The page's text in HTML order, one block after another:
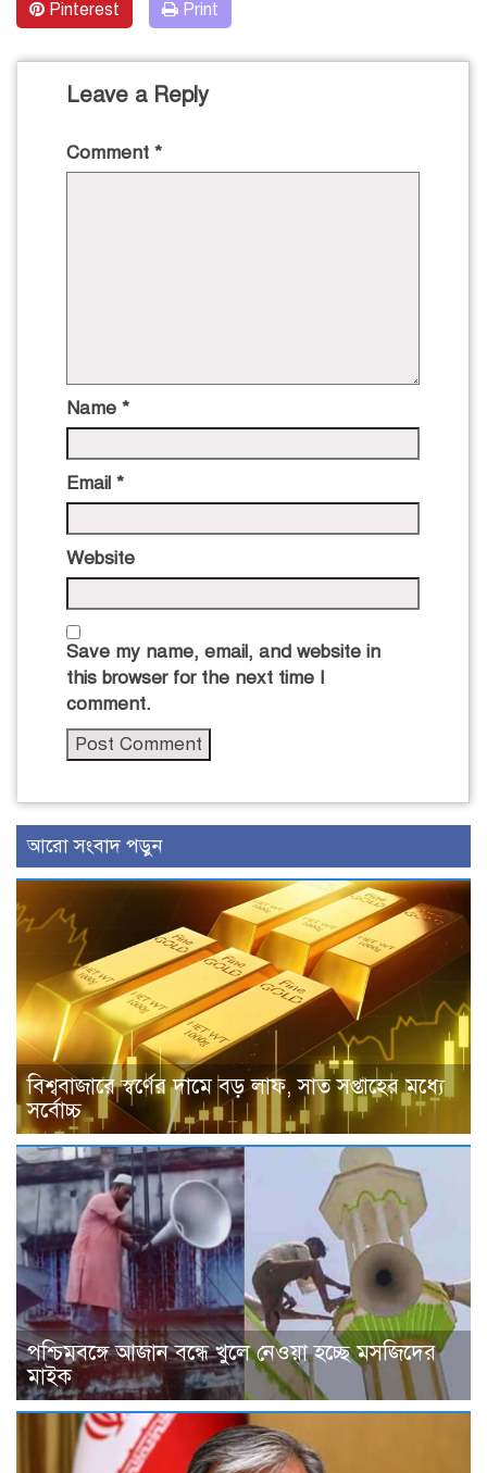
Pinterest Print
Leave a Reply
Comment *
Name *
Email *
Website
Save my name, email, and website in
this browser for the next time I
comment.
আরো সংবাদ পড়ুন
বিশ্ববাজারে স্বর্ণের দামে বড় লাফ, সাত সপ্তাহের মধ্যে
সর্বোচ্চ
পশ্চিমবঙ্গে আজান বন্ধে খুলে নেওয়া হচ্ছে মসজিদের
মাইক